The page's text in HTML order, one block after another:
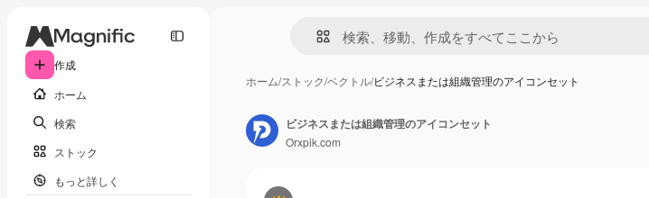
作成
ホーム
検索
ストック
もっと詳しく
ホーム/ストック/ベクトル/ビジネスまたは組織管理のアイコンセット
ビジネスまたは組織管理のアイコンセット
Orxpik.com